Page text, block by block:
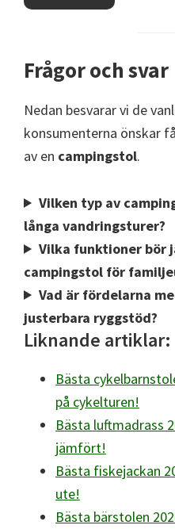
Frågor och svar
Nedan besvarar vi de
konsumenterna önskar
av en campingstol.
Vilken typ av
långa vandringsturer?
Vilka funktioner bör
campingstol för
Vad är fördelarna
justerbara ryggstöd?
Liknande artiklar:
Bästa
på cykelturen!
Bästa luftmadrass
jämfört!
Bästa fiskejackan
ute!
Bästa bärstolen